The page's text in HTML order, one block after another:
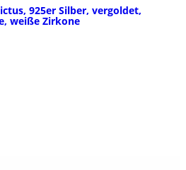
925er Silber, vergoldet,
weiße Zirkone